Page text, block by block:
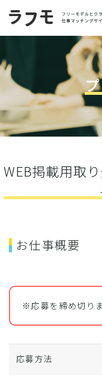
WEB掲載用取
お仕事概要
※応募を締め切り
応募方法